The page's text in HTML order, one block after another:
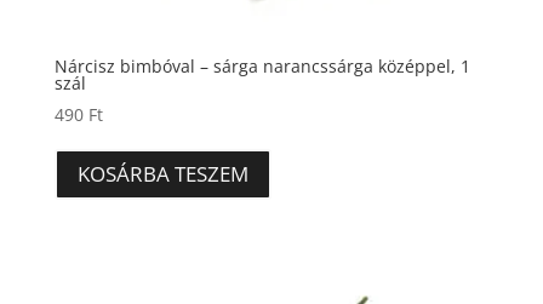
Nárcisz bimbóval – sárga narancssárga középpel, 1
szál
490 Ft
KOSÁRBA TESZEM